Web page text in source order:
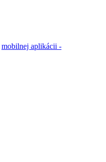
mobilnej aplikácii -